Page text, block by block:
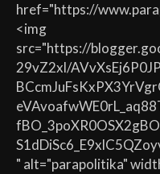
href="https://
<img
src="https://
29vZ2xl/
" alt="parapolitika"